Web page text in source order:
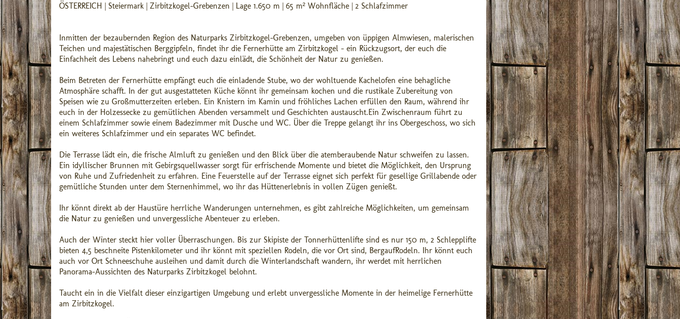
ÖSTERREICH | Steiermark | Zirbitzkogel-Grebenzen | Lage 1.650 m | 65 m² Wohnfläche | 2 Schlafzimmer
Inmitten der bezaubernden Region des Naturparks Zirbitzkogel-Grebenzen, umgeben von üppigen Almwiesen, malerischen
Teichen und majestätischen Berggipfeln, findet ihr die Fernerhütte am Zirbitzkogel – ein Rückzugsort, der euch die
Einfachheit des Lebens nahebringt und euch dazu einlädt, die Schönheit der Natur zu genießen.
Beim Betreten der Fernerhütte empfängt euch die einladende Stube, wo der wohltuende Kachelofen eine behagliche
Atmosphäre schafft. In der gut ausgestatteten Küche könnt ihr gemeinsam kochen und die rustikale Zubereitung von
Speisen wie zu Großmutterzeiten erleben. Ein Knistern im Kamin und fröhliches Lachen erfüllen den Raum, während ihr
euch in der Holzessecke zu gemütlichen Abenden versammelt und Geschichten austauscht.Ein Zwischenraum führt zu
einem Schlafzimmer sowie einem Badezimmer mit Dusche und WC. Über die Treppe gelangt ihr ins Obergeschoss, wo sich
ein weiteres Schlafzimmer und ein separates WC befindet.
Die Terrasse lädt ein, die frische Almluft zu genießen und den Blick über die atemberaubende Natur schweifen zu lassen.
Ein idyllischer Brunnen mit Gebirgsquellwasser sorgt für erfrischende Momente und bietet die Möglichkeit, den Ursprung
von Ruhe und Zufriedenheit zu erfahren. Eine Feuerstelle auf der Terrasse eignet sich perfekt für gesellige Grillabende oder
gemütliche Stunden unter dem Sternenhimmel, wo ihr das Hüttenerlebnis in vollen Zügen genießt.
Ihr könnt direkt ab der Haustüre herrliche Wanderungen unternehmen, es gibt zahlreiche Möglichkeiten, um gemeinsam
die Natur zu genießen und unvergessliche Abenteuer zu erleben.
Auch der Winter steckt hier voller Überraschungen. Bis zur Skipiste der Tonnerhüttenlifte sind es nur 150 m, 2 Schlepplifte
bieten 4,5 beschneite Pistenkilometer und ihr könnt mit speziellen Rodeln, die vor Ort sind, BergaufRodeln. Ihr könnt euch
auch vor Ort Schneeschuhe ausleihen und damit durch die Winterlandschaft wandern, ihr werdet mit herrlichen
Panorama-Aussichten des Naturparks Zirbitzkogel belohnt.
Taucht ein in die Vielfalt dieser einzigartigen Umgebung und erlebt unvergessliche Momente in der heimelige Fernerhütte
am Zirbitzkogel.